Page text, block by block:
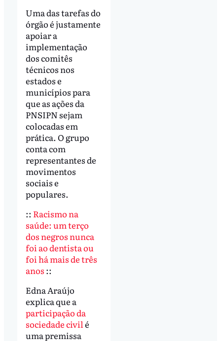
Uma das tarefas do
órgão é justamente
apoiar a
implementação
dos comitês
técnicos nos
estados e
municípios para
que as ações da
PNSIPN sejam
colocadas em
prática. O grupo
conta com
representantes de
movimentos
sociais e
populares.
:: Racismo na
saúde: um terço
dos negros nunca
foi ao dentista ou
foi há mais de três
anos ::
Edna Araújo
explica que a
participação da
sociedade civil é
uma premissa